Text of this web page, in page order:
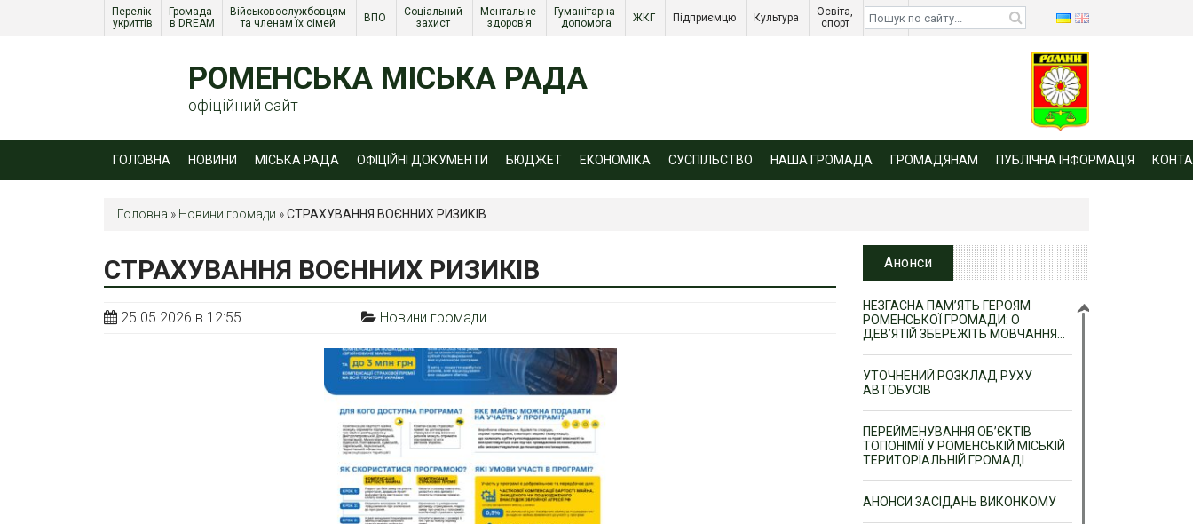
Перелік
укриттів
Громада
в DREAM
Військовослужбовцям
та членам їх сімей
ВПО
Соціальний
захист
Ментальне
здоров’я
Гуманітарна
допомога
ЖКГ Підприємцю Культура
Освіта,
спорт
Діти
війни
РОМЕНСЬКА МІСЬКА РАДА
офіційний сайт
ГОЛОВНА НОВИНИ МІСЬКА РАДА ОФІЦІЙНІ ДОКУМЕНТИ БЮДЖЕТ ЕКОНОМІКА СУСПІЛЬСТВО НАША ГРОМАДА ГРОМАДЯНАМ ПУБЛІЧНА ІНФОРМАЦІЯ
Головна » Новини громади »СТРАХУВАННЯ ВОЄННИХ РИЗИКІВ
СТРАХУВАННЯ ВОЄННИХ РИЗИКІВ
25.05.2026 в 12:55 Новини громади
Анонси
НЕЗГАСНА ПАМ’ЯТЬ ГЕРОЯМ
РОМЕНСЬКОЇ ГРОМАДИ: О
ДЕВ’ЯТІЙ ЗБЕРЕЖІТЬ МОВЧАННЯ…
УТОЧНЕНИЙ РОЗКЛАД РУХУ
АВТОБУСІВ
ПЕРЕЙМЕНУВАННЯ ОБ’ЄКТІВ
ТОПОНІМІЇ У РОМЕНСЬКІЙ МІСЬКІЙ
ТЕРИТОРІАЛЬНІЙ ГРОМАДІ
АНОНСИ ЗАСІДАНЬ ВИКОНКОМУ